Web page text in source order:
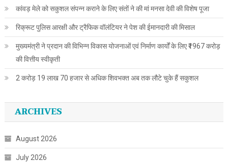
कांवड़ मेले को सकुशल संपन्न कराने के लिए संतों ने की मां मनसा देवी की विशेष पूजा
रिक्रूट पुलिस आरक्षी और ट्रैफिक वॉलंटियर ने पेश की ईमानदारी की मिसाल
मुख्यमंत्री ने प्रदान की विभिन्न विकास योजनाओं एवं निर्माण कार्यों के लिए ₹1967 करोड़
की वित्तीय स्वीकृती
2 करोड़ 19 लाख 70 हजार से अधिक शिवभक्त अब तक लौटे चुके हैं सकुशल
ARCHIVES
August 2026
July 2026